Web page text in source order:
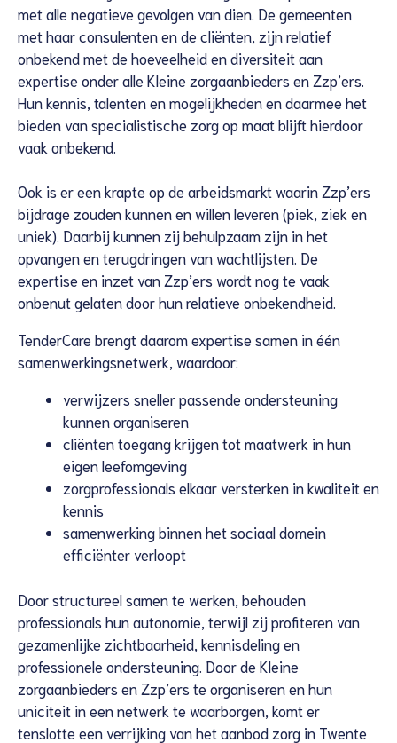
met alle negatieve gevolgen van dien. De gemeenten
met haar consulenten en de cliënten, zijn relatief
onbekend met de hoeveelheid en diversiteit aan
expertise onder alle Kleine zorgaanbieders en Zzp’ers.
Hun kennis, talenten en mogelijkheden en daarmee het
bieden van specialistische zorg op maat blijft hierdoor
vaak onbekend.
Ook is er een krapte op de arbeidsmarkt waarin Zzp’ers
bijdrage zouden kunnen en willen leveren (piek, ziek en
uniek). Daarbij kunnen zij behulpzaam zijn in het
opvangen en terugdringen van wachtlijsten. De
expertise en inzet van Zzp’ers wordt nog te vaak
onbenut gelaten door hun relatieve onbekendheid.
TenderCare brengt daarom expertise samen in één
samenwerkingsnetwerk, waardoor:
verwijzers sneller passende ondersteuning
kunnen organiseren
cliënten toegang krijgen tot maatwerk in hun
eigen leefomgeving
zorgprofessionals elkaar versterken in kwaliteit en
kennis
samenwerking binnen het sociaal domein
efficiënter verloopt
Door structureel samen te werken, behouden
professionals hun autonomie, terwijl zij profiteren van
gezamenlijke zichtbaarheid, kennisdeling en
professionele ondersteuning. Door de Kleine
zorgaanbieders en Zzp’ers te organiseren en hun
uniciteit in een netwerk te waarborgen, komt er
tenslotte een verrijking van het aanbod zorg in Twente